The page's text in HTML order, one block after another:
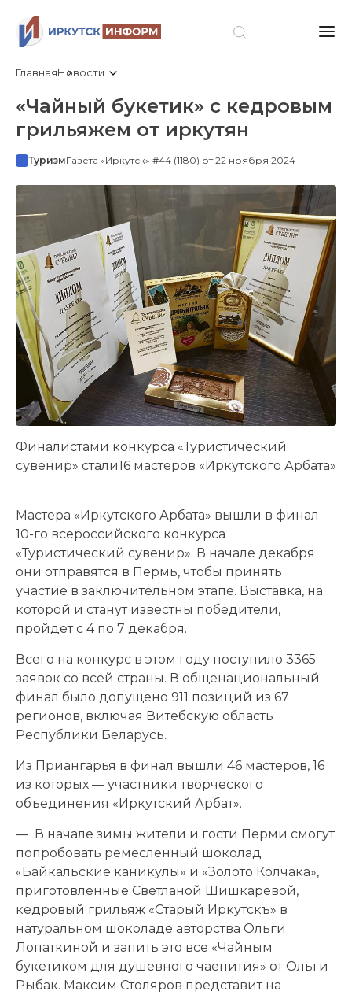
ГлавнаяНовости
«Чайный букетик» с кедровым
грильяжем от иркутян
ТуризмГазета «Иркутск» #44 (1180) от 22 ноября 2024
Финалистами конкурса «Туристический
сувенир» стали16 мастеров «Иркутского Арбата»
Мастера «Иркутского Арбата» вышли в финал
10-го всероссийского конкурса
«Туристический сувенир». В начале декабря
они отправятся в Пермь, чтобы принять
участие в заключительном этапе. Выставка, на
которой и станут известны победители,
пройдет с 4 по 7 декабря.
Всего на конкурс в этом году поступило 3365
заявок со всей страны. В общенациональный
финал было допущено 911 позиций из 67
регионов, включая Витебскую область
Республики Беларусь.
Из Приангарья в финал вышли 46 мастеров, 16
из которых — участники творческого
объединения «Иркутский Арбат».
— В начале зимы жители и гости Перми смогут
попробовать ремесленный шоколад
«Байкальские каникулы» и «Золото Колчака»,
приготовленные Светланой Шишкаревой,
кедровый грильяж «Старый Иркутскъ» в
натуральном шоколаде авторства Ольги
Лопаткиной и запить это все «Чайным
букетиком для душевного чаепития» от Ольги
Рыбак. Максим Столяров представит на